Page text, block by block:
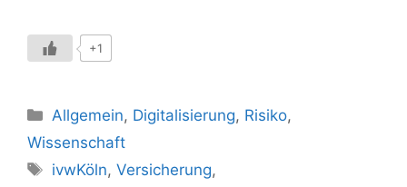
+1
Kategorien
Allgemein, Digitalisierung, Risiko,
Wissenschaft
Schlagwörter
ivwKöln,Versicherung,